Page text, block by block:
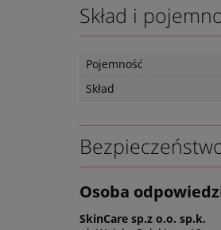
Skład i
Pojemność
Skład
Osoba
SkinCare sp.z o.o. sp.k.